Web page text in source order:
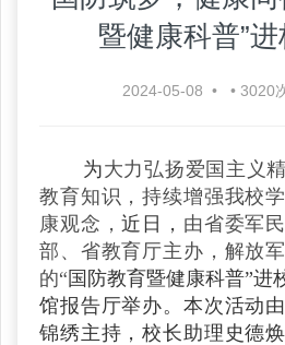
暨健康科普”
2024-05-08 • • 3020
为大力弘扬爱国主义
教育知识，持续增强我校
康观念，近日， 由省委军
部、省教育厅主办，解放
的“国防教育暨健康科普”进
馆报告厅举办。本次活动
锦绣主持，校长助理史德